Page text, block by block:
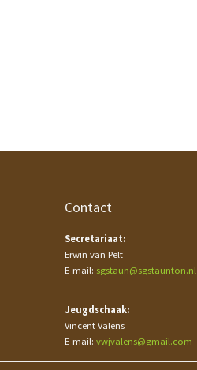
Contact
Secretariaat:
Erwin van Pelt
E-mail: sgstaun@sgstaunton.nl
Jeugdschaak:
Vincent Valens
E-mail: vwjvalens@gmail.com